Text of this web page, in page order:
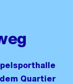
Quartier